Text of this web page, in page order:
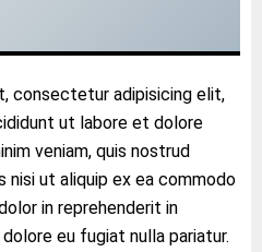
consectetur adipisicing elit,
ut labore et dolore
veniam, quis nostrud
ut aliquip ex ea commodo
in reprehenderit in
eu fugiat nulla pariatur.